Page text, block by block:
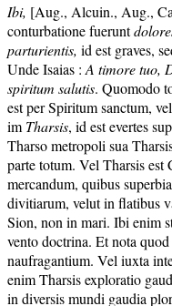
Ibi, [Aug., Alcuin., Aug.,
conturbatione fueruntdolor
parturientis, id est graves,
Unde Isaias : A timore tuo,
spiritum salutis. Quomodo
est per Spiritum sanctum,
im Tharsis, id est evertes
Tharso metropoli sua
parte totum. Vel Tharsis
mercandum, quibus
divitiarum, velut in flatibus
Sion, non in mari. Ibi enim
vento doctrina. Et nota
naufragantium. Vel iuxta
enim Tharsis exploratio
in diversis mundi gaudia